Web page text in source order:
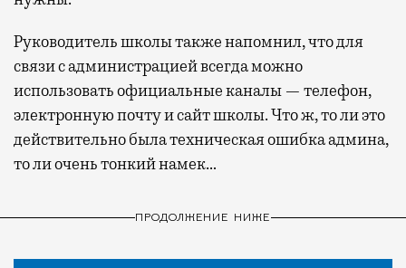
Руководитель школы также напомнил, что для
связи с администрацией всегда можно
использовать официальные каналы — телефон,
электронную почту и сайт школы. Что ж, то ли это
действительно была техническая ошибка админа,
то ли очень тонкий намек…
ПРОДОЛЖЕНИЕ НИЖЕ